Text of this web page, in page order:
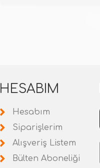
HESABIM
Hesabım
Siparişlerim
Alışveriş Listem
Bülten Aboneliği